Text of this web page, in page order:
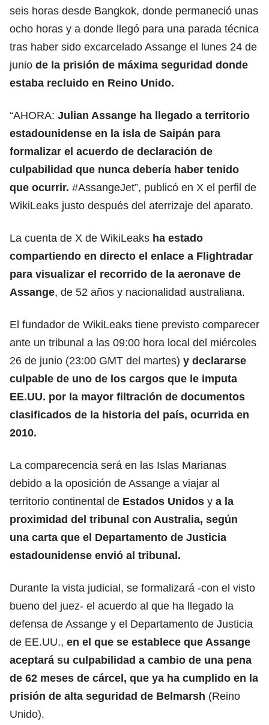
seis horas desde Bangkok, donde permaneció unas
ocho horas y a donde llegó para una parada técnica
tras haber sido excarcelado Assange el lunes 24 de
junio de la prisión de máxima seguridad donde
estaba recluido en Reino Unido.
“AHORA: Julian Assange ha llegado a territorio
estadounidense en la isla de Saipán para
formalizar el acuerdo de declaración de
culpabilidad que nunca debería haber tenido
que ocurrir. #AssangeJet”, publicó en X el perfil de
WikiLeaks justo después del aterrizaje del aparato.
La cuenta de X de WikiLeaks ha estado
compartiendo en directo el enlace a Flightradar
para visualizar el recorrido de la aeronave de
Assange, de 52 años y nacionalidad australiana.
El fundador de WikiLeaks tiene previsto comparecer
ante un tribunal a las 09:00 hora local del miércoles
26 de junio (23:00 GMT del martes) y declararse
culpable de uno de los cargos que le imputa
EE.UU. por la mayor filtración de documentos
clasificados de la historia del país, ocurrida en
2010.
La comparecencia será en las Islas Marianas
debido a la oposición de Assange a viajar al
territorio continental de Estados Unidos y a la
proximidad del tribunal con Australia, según
una carta que el Departamento de Justicia
estadounidense envió al tribunal.
Durante la vista judicial, se formalizará -con el visto
bueno del juez- el acuerdo al que ha llegado la
defensa de Assange y el Departamento de Justicia
de EE.UU., en el que se establece que Assange
aceptará su culpabilidad a cambio de una pena
de 62 meses de cárcel, que ya ha cumplido en la
prisión de alta seguridad de Belmarsh (Reino
Unido).